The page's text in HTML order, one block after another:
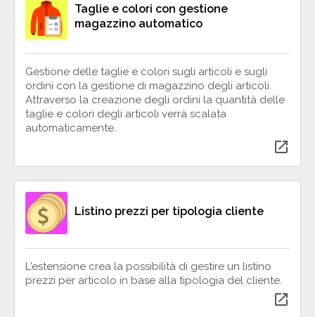
Taglie e colori con gestione
magazzino automatico
Gestione delle taglie e colori sugli articoli e sugli
ordini con la gestione di magazzino degli articoli.
Attraverso la creazione degli ordini la quantità delle
taglie e colori degli articoli verrà scalata
automaticamente.
open_in_new
Listino prezzi per tipologia cliente
L'estensione crea la possibilità di gestire un listino
prezzi per articolo in base alla tipologia del cliente.
open_in_new